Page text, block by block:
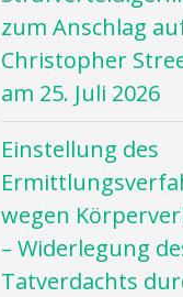
zum Anschlag
Christopher
am 25. Juli 2026
Einstellung des
wegen
– Widerlegung
Tatverdachts